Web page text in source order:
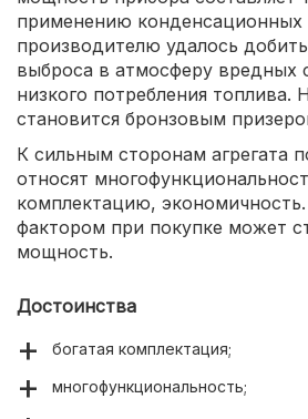
применению конденсационных
производителю удалось
выброса в атмосферу вредных
низкого потребления топлива.
становится бронзовым
К сильным сторонам агрегата
относят
комплектацию,
фактором при покупке может
мощность.
Достоинства
богатая комплектация;
многофункциональность;